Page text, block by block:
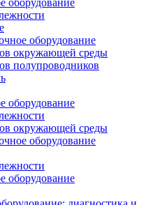
оборудование
оборудование
окружающей среды
полупроводников
оборудование
окружающей среды
оборудование
оборудование